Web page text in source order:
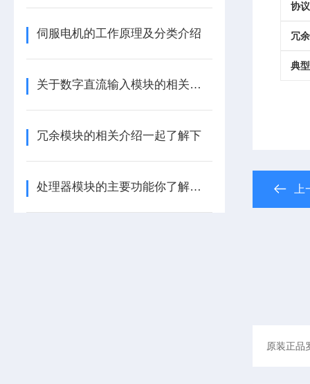
伺服电机的工作原理及分类介绍
关于数字直流输入模块的相关介绍
冗余模块的相关介绍一起了解下
处理器模块的主要功能你了解多少呢
协
冗
典